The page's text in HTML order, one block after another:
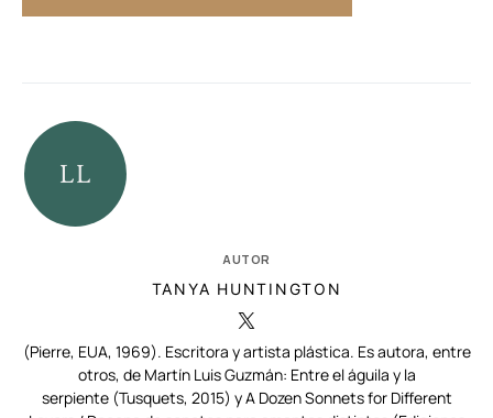
AUTOR
TANYA HUNTINGTON
(Pierre, EUA, 1969). Escritora y artista plástica. Es autora, entre
otros, de Martín Luis Guzmán: Entre el águila y la
serpiente (Tusquets, 2015) y A Dozen Sonnets for Different